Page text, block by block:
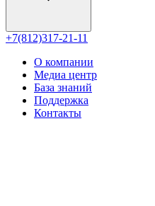
+7(812)317-21-11
О компании
Медиа центр
База знаний
Поддержка
Контакты